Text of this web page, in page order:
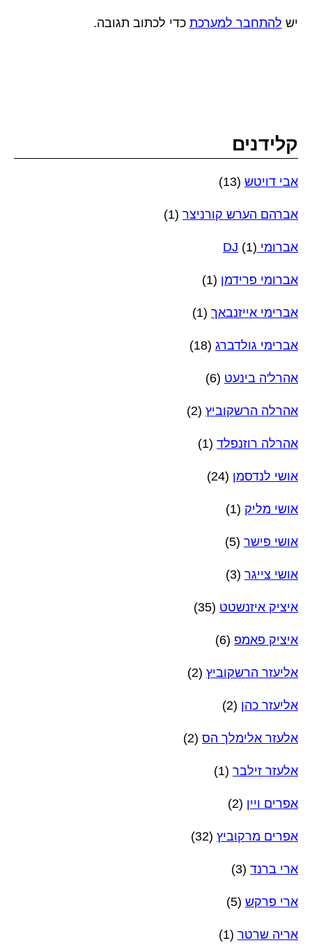
יש להתחבר למערכת כדי לכתוב תגובה.
קלידנים
אבי דויטש (13)
אברהם הערש קורניצר (1)
אברומי DJ (1)
אברומי פרידמן (1)
אברימי אייזנבאך (1)
אברימי גולדברג (18)
אהרל'ה בינעט (6)
אהרלה הרשקוביץ (2)
אהרלה רוזנפלד (1)
אושי לנדסמן (24)
אושי מליק (1)
אושי פישר (5)
אושי צייגר (3)
איציק איזנשטט (35)
איציק פאמפ (6)
אליעזר הרשקוביץ (2)
אליעזר כהן (2)
אלעזר אלימלך הס (2)
אלעזר זילבר (1)
אפרים ויין (2)
אפרים מרקוביץ (32)
ארי ברנד (3)
ארי פרקש (5)
אריה שרטר (1)